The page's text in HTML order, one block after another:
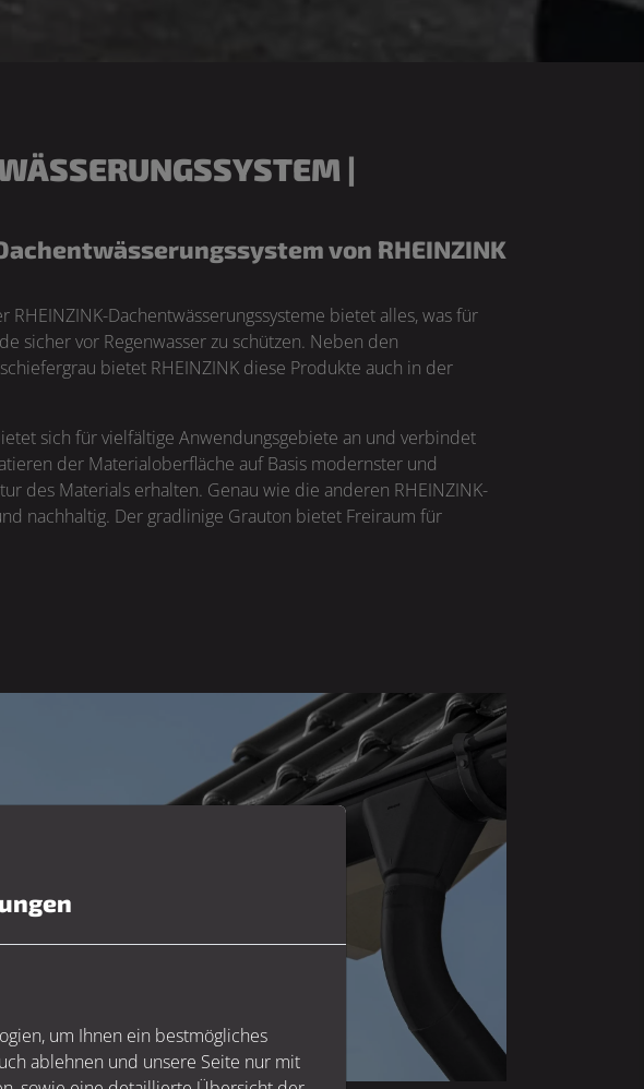
|
von RHEINZINK
Dachentwässerungssysteme bietet alles, was für
sicher vor Regenwasser zu schützen. Neben den
bietet RHEINZINK diese Produkte auch in der
sich für vielfältige Anwendungsgebiete an und verbindet
der Materialoberfläche auf Basis modernster und
des Materials erhalten. Genau wie die anderen RHEINZINK-
nachhaltig. Der gradlinige Grauton bietet Freiraum für
um Ihnen ein bestmögliches
ablehnen und unsere Seite nur mit